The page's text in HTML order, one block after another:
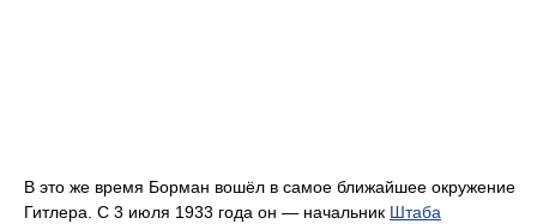
В это же время Борман вошёл в самое ближайшее окружение
Гитлера. С 3 июля 1933 года он — начальник Штаба